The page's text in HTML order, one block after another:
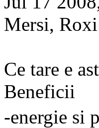
Mersi,
Ce tare e
Beneficii
-energie